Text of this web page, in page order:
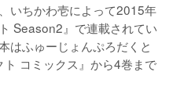
いちかわ壱によって2015年
Season2』で連載されてい
はふゅーじょんぷろだくと
コミックス』から4巻まで